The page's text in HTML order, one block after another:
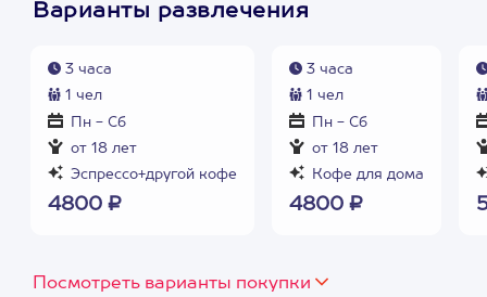
Варианты развлечения
3 часа
1 чел
Пн - Сб
от 18 лет
Эспрессо+другой кофе
4800 ₽
3 часа
1 чел
Пн - Сб
от 18 лет
Кофе для дома
4800 ₽
Посмотреть варианты покупки